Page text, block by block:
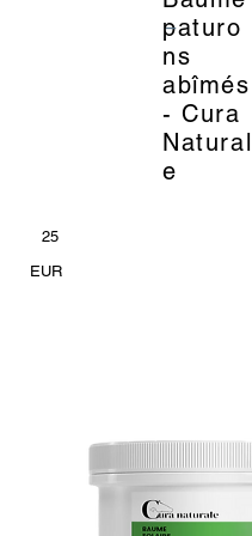
paturo
ns
abîmés
- Cura
Natural
e
_
25
EUR